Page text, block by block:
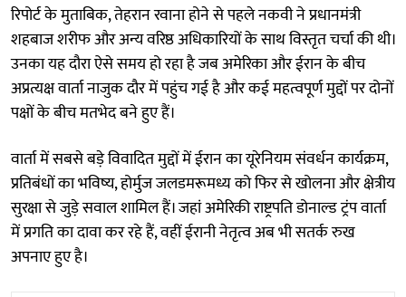
रिपोर्ट के मुताबिक, तेहरान रवाना होने से पहले नकवी ने प्रधानमंत्री
शहबाज शरीफ और अन्य वरिष्ठ अधिकारियों के साथ विस्तृत चर्चा की थी।
उनका यह दौरा ऐसे समय हो रहा है जब अमेरिका और ईरान के बीच
अप्रत्यक्ष वार्ता नाजुक दौर में पहुंच गई है और कई महत्वपूर्ण मुद्दों पर दोनों
पक्षों के बीच मतभेद बने हुए हैं।
वार्ता में सबसे बड़े विवादित मुद्दों में ईरान का यूरेनियम संवर्धन कार्यक्रम,
प्रतिबंधों का भविष्य, होर्मुज जलडमरूमध्य को फिर से खोलना और क्षेत्रीय
सुरक्षा से जुड़े सवाल शामिल हैं। जहां अमेरिकी राष्ट्रपति डोनाल्ड ट्रंप वार्ता
में प्रगति का दावा कर रहे हैं, वहीं ईरानी नेतृत्व अब भी सतर्क रुख
अपनाए हुए है।